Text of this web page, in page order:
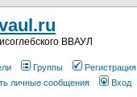
ВВАУЛ
Группы
Регистрация
личные сообщения Вход